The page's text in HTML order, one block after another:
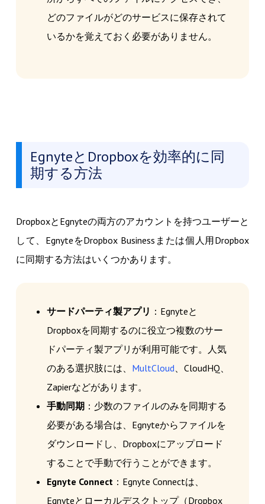
どのファイルがどのサービスに保存されて
いるかを覚えておく必要がありません。
EgnyteとDropboxを効率的に同
期する方法
DropboxとEgnyteの両方のアカウントを持つユーザーと
して、EgnyteをDropbox Businessまたは個人用Dropbox
に同期する方法はいくつかあります。
サードパーティ製アプリ ：Egnyteと
Dropboxを同期するのに役立つ複数のサー
ドパーティ製アプリが利用可能です。人気
のある選択肢には、 MultCloud 、CloudHQ、
Zapierなどがあります。
手動同期：少数のファイルのみを同期する
必要がある場合は、Egnyteからファイルを
ダウンロードし、Dropboxにアップロード
することで手動で行うことができます。
Egnyte Connect ：Egnyte Connectは、
Egnyteとローカルデスクトップ（Dropbox